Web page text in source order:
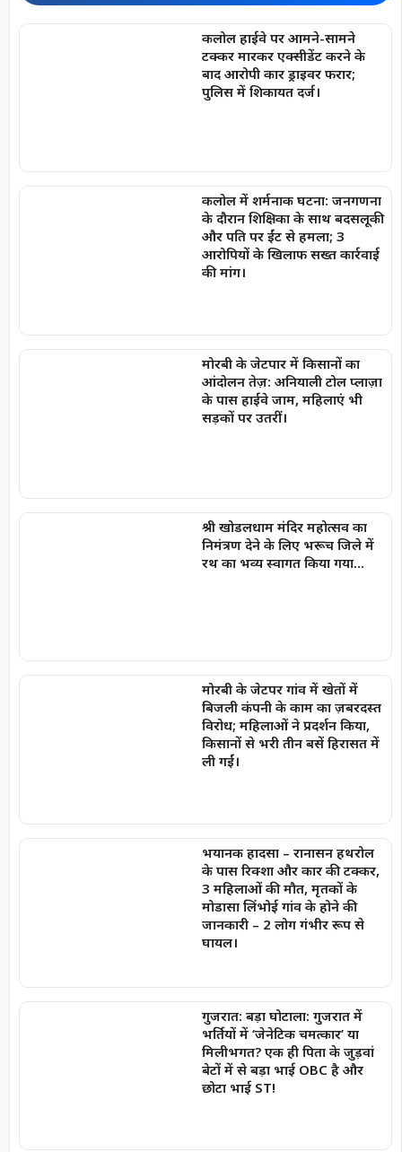
कलोल हाईवे पर आमने-सामने
टक्कर मारकर एक्सीडेंट करने के
बाद आरोपी कार ड्राइवर फरार;
पुलिस में शिकायत दर्ज।
कलोल में शर्मनाक घटना: जनगणना
के दौरान शिक्षिका के साथ बदसलूकी
और पति पर ईंट से हमला; 3
आरोपियों के खिलाफ सख्त कार्रवाई
की मांग।
मोरबी के जेटपार में किसानों का
आंदोलन तेज़: अनियाली टोल प्लाज़ा
के पास हाईवे जाम, महिलाएं भी
सड़कों पर उतरीं।
श्री खोडलधाम मंदिर महोत्सव का
निमंत्रण देने के लिए भरूच जिले में
रथ का भव्य स्वागत किया गया…
मोरबी के जेटपर गांव में खेतों में
बिजली कंपनी के काम का ज़बरदस्त
विरोध; महिलाओं ने प्रदर्शन किया,
किसानों से भरी तीन बसें हिरासत में
ली गईं।
भयानक हादसा – रानासन हथरोल
के पास रिक्शा और कार की टक्कर,
3 महिलाओं की मौत, मृतकों के
मोडासा लिंभोई गांव के होने की
जानकारी – 2 लोग गंभीर रूप से
घायल।
गुजरात: बड़ा घोटाला: गुजरात में
भर्तियों में ‘जेनेटिक चमत्कार’ या
मिलीभगत? एक ही पिता के जुड़वां
बेटों में से बड़ा भाई OBC है और
छोटा भाई ST!